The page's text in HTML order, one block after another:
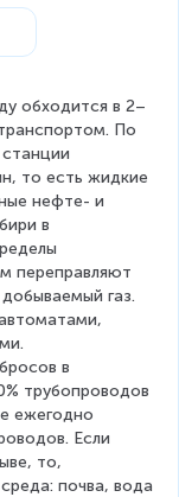
обходится в 2–
По
то есть жидкие
нефте- и
в
переправляют
газ.
в
трубопроводов
ежегодно
Если
то,
почва, вода